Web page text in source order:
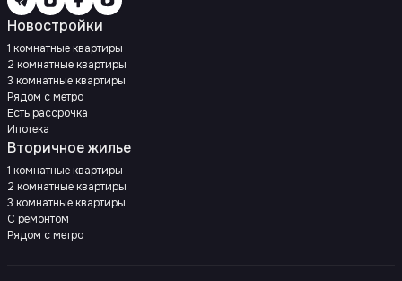
Новостройки
1 комнатные квартиры
2 комнатные квартиры
3 комнатные квартиры
Рядом с метро
Есть рассрочка
Ипотека
Вторичное жилье
1 комнатные квартиры
2 комнатные квартиры
3 комнатные квартиры
С ремонтом
Рядом с метро